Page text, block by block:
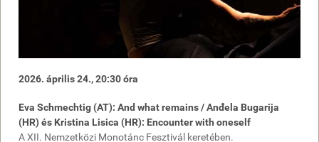
2026. április 24., 20:30 óra
Eva Schmechtig (AT): And what remains / Anđela Bugarija
(HR) és Kristina Lisica (HR): Encounter with oneself
A XII. Nemzetközi Monotánc Fesztivál keretében.